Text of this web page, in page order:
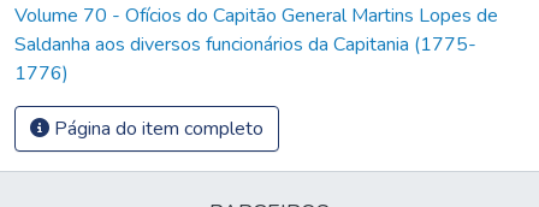
Volume 70 - Ofícios do Capitão General Martins Lopes de
Saldanha aos diversos funcionários da Capitania (1775-
1776)
Página do item completo